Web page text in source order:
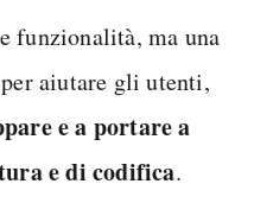
funzionalità, ma una
aiutare gli utenti,
e a portare a
e di codifica.